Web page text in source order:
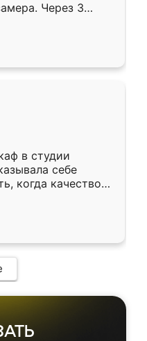
Через 3
Остались
Ренессанс
в студии
себе
когда качеством
кухня уже почти